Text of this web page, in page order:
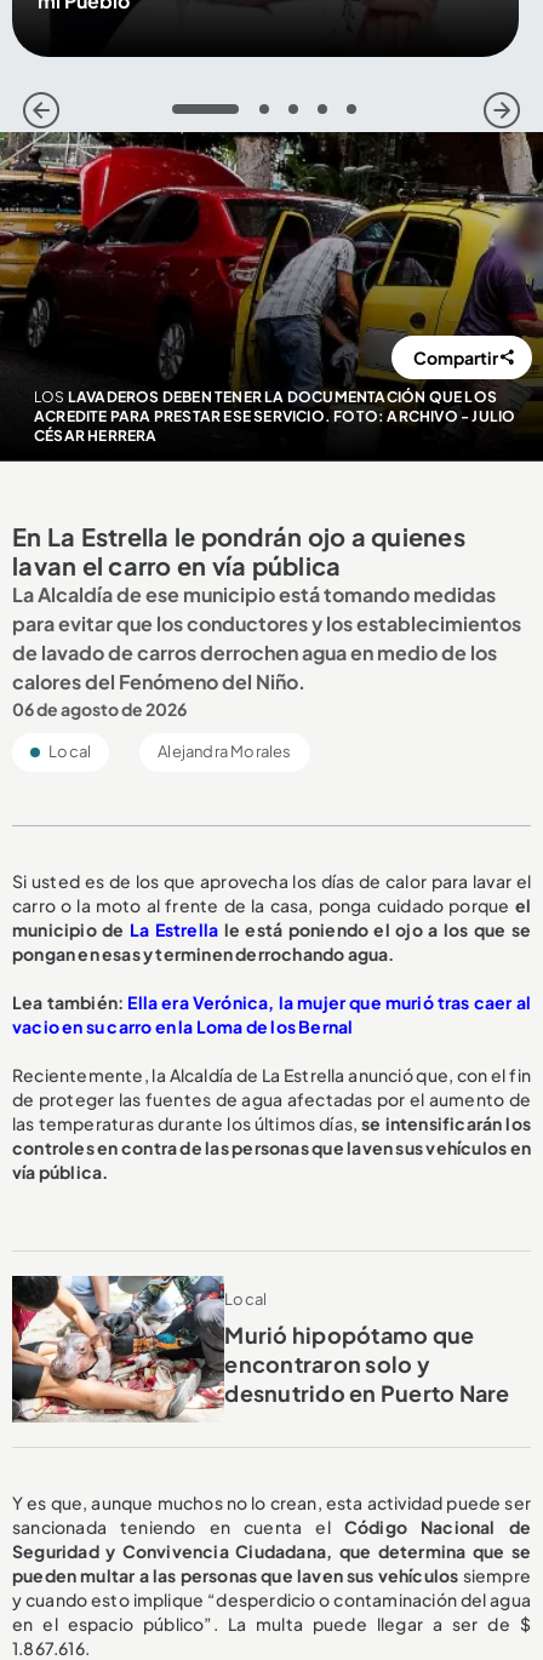
1 2 3 4 5
LOS LAVADEROS DEBEN TENER LA DOCUMENTACIÓN QUE LOS
ACREDITE PARA PRESTAR ESE SERVICIO. FOTO: ARCHIVO - JULIO
CÉSAR HERRERA
Compartir
En La Estrella le pondrán ojo a quienes
lavan el carro en vía pública
La Alcaldía de ese municipio está tomando medidas
para evitar que los conductores y los establecimientos
de lavado de carros derrochen agua en medio de los
calores del Fenómeno del Niño.
06 de agosto de 2026
Local Alejandra Morales
Si usted es de los que aprovecha los días de calor para lavar el
carro o la moto al frente de la casa, ponga cuidado porque el
municipio de La Estrella le está poniendo el ojo a los que se
pongan en esas y terminen derrochando agua.
Lea también: Ella era Verónica, la mujer que murió tras caer al
vacio en su carro en la Loma de los Bernal
Recientemente, la Alcaldía de La Estrella anunció que, con el fin
de proteger las fuentes de agua afectadas por el aumento de
las temperaturas durante los últimos días, se intensificarán los
controles en contra de las personas que laven sus vehículos en
vía pública.
Local
Murió hipopótamo que
encontraron solo y
desnutrido en Puerto Nare
Y es que, aunque muchos no lo crean, esta actividad puede ser
sancionada teniendo en cuenta el Código Nacional de
Seguridad y Convivencia Ciudadana, que determina que se
pueden multar a las personas que laven sus vehículos siempre
y cuando esto implique “desperdicio o contaminación del agua
en el espacio público”. La multa puede llegar a ser de $
1.867.616.